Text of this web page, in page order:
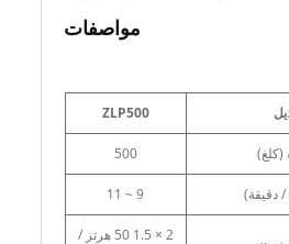
مواصفات
ZLP500
(كلغ) 500
دقيقة) 9 ~ 11
2 × 1.5 50 هرتز /